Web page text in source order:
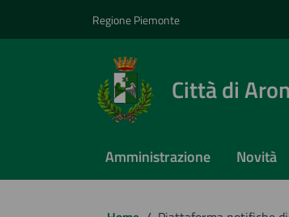
Regione Piemonte
Città di
Amministrazione Novità